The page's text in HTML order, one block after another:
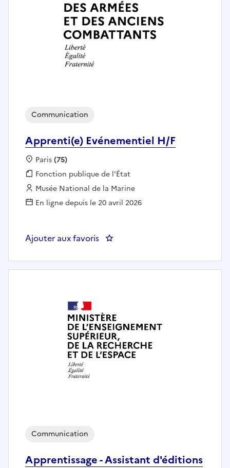
Apprenti(e) Evénementiel H/F
Communication
Localisation :
Paris(75)
Fonction publique :
Fonction publique de l'État
Employeur :
Musée National de la Marine
En ligne depuis le 20 avril 2026
Ajouter aux favoris : Apprenti(e) Evénementiel H/F
Apprentissage - Assistant d'éditions
Communication